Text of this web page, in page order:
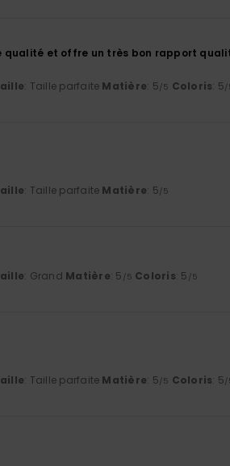
et offre un très bon rapport
: Taille parfaite Matière: 5/5 Coloris: 5/
: Taille parfaite Matière: 5/5
: Grand Matière: 5 /5 Coloris: 5 /5
: Taille parfaite Matière: 5/5 Coloris: 5/